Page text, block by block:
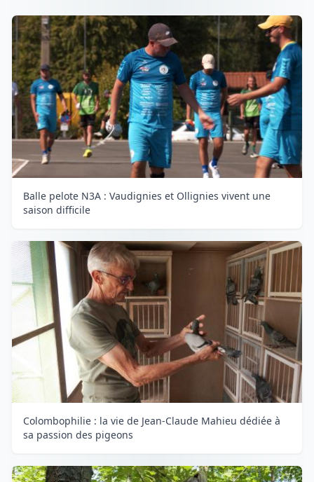
Balle pelote N3A : Vaudignies et Ollignies vivent une
saison difficile
Colombophilie : la vie de Jean-Claude Mahieu dédiée à
sa passion des pigeons